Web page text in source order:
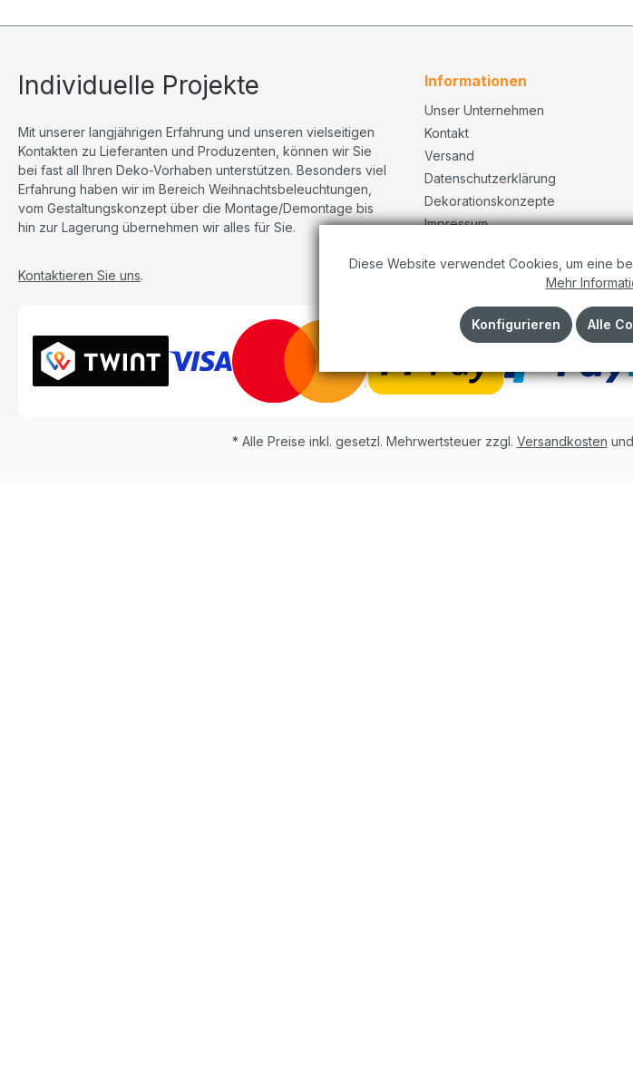
Individuelle Projekte
Mit unserer langjährigen Erfahrung und unseren vielseitigen
Kontakten zu Lieferanten und Produzenten, können wir Sie
bei fast all Ihren Deko-Vorhaben unterstützen. Besonders viel
Erfahrung haben wir im Bereich Weihnachtsbeleuchtungen,
vom Gestaltungskonzept über die Montage/Demontage bis
hin zur Lagerung übernehmen wir alles für Sie.
Kontaktieren Sie uns.
Informationen
Unser Unternehmen
Kontakt
Versand
Datenschutzerklärung
Dekorationskonzepte
Impressum
* Alle Preise inkl. gesetzl. Mehrwertsteuer zzgl. Versandkosten
Diese Website verwendet Cookies, um eine
Mehr
Konfigurieren Alle